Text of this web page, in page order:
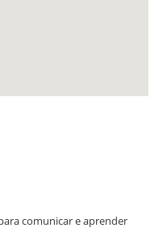
comunicar e aprender